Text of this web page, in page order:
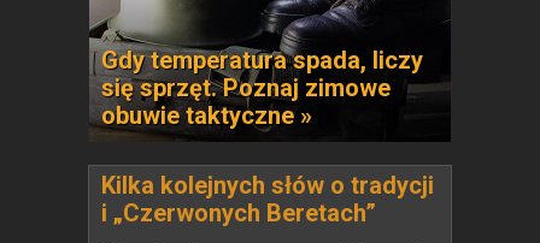
Gdy temperatura spada, liczy
się sprzęt. Poznaj zimowe
obuwie taktyczne »
Kilka kolejnych słów o tradycji
i „Czerwonych Beretach”